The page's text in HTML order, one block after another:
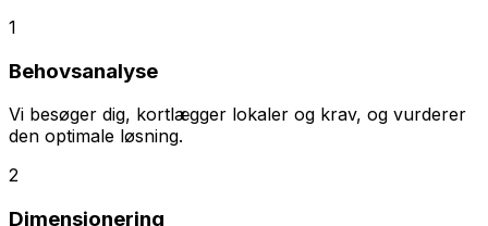
1
Behovsanalyse
Vi besøger dig, kortlægger lokaler og krav, og vurderer
den optimale løsning.
2
Dimensionering